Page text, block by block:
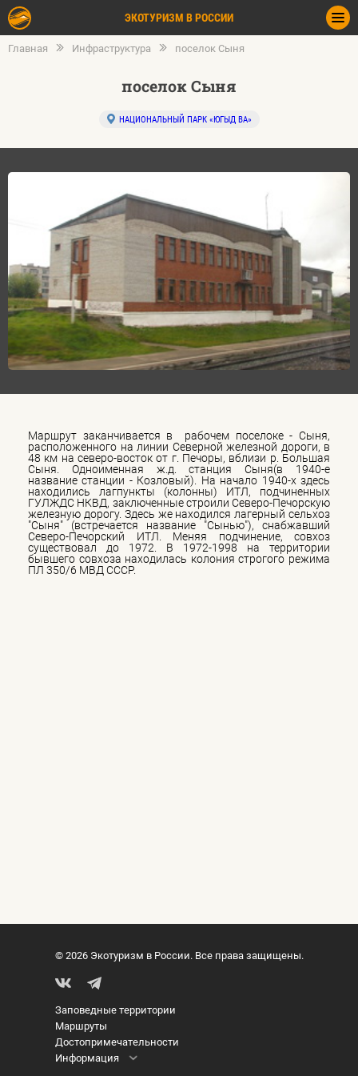
ЭКОТУРИЗМ В РОССИИ
Главная Инфраструктура поселок Сыня
поселок Сыня
НАЦИОНАЛЬНЫЙ ПАРК «ЮГЫД ВА»
Маршрут заканчивается в рабочем поселоке - Сыня,
расположенного на линии Северной железной дороги, в
48 км на северо-восток от г. Печоры, вблизи р. Большая
Сыня. Одноименная ж.д. станция Сыня(в 1940-е
название станции - Козловый). На начало 1940-х здесь
находились лагпункты (колонны) ИТЛ, подчиненных
ГУЛЖДС НКВД, заключенные строили Северо-Печорскую
железную дорогу. Здесь же находился лагерный сельхоз
"Сыня" (встречается название "Сынью"), снабжавший
Северо-Печорский ИТЛ. Меняя подчинение, совхоз
существовал до 1972. В 1972-1998 на территории
бывшего совхоза находилась колония строгого режима
ПЛ 350/6 МВД СССР.
© 2026 Экотуризм в России. Все права защищены.
Заповедные территории
Маршруты
Достопримечательности
Информация